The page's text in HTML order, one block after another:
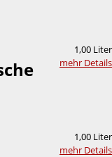
1,00 Liter
mehr Details
1,00 Liter
mehr Details